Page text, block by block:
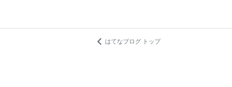
はてなブログ トップ